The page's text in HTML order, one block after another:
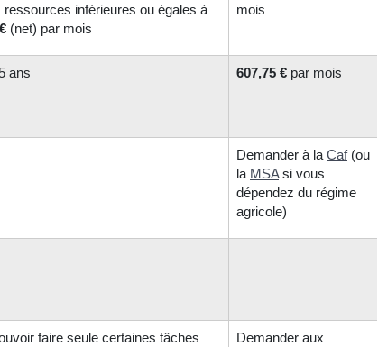
ressources inférieures ou égales à
(net) par mois
mois
ans 607,75 € par mois
Demander à la Caf(ou
la MSAsi vous
dépendez du régime
agricole)
faire seule certaines tâches
Demander aux